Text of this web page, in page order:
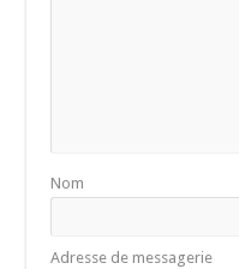
Nom
Adresse de messagerie